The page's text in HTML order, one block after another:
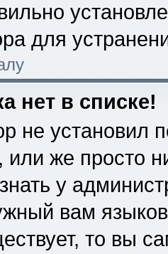
для
нет в списке!
не установил
же просто
у
вам
то вы